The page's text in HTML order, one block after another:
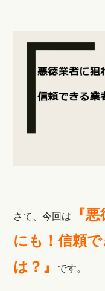
さて、今回は
『
にも！信頼
は？』
です。